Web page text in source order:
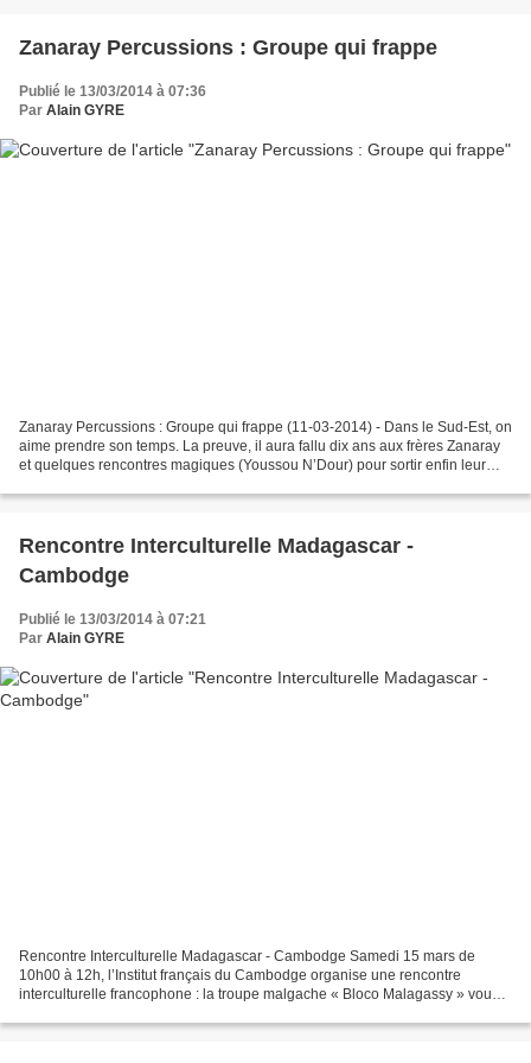
Zanaray Percussions : Groupe qui frappe
Publié le 13/03/2014 à 07:36
Par Alain GYRE
Zanaray Percussions : Groupe qui frappe (11-03-2014) - Dans le Sud-Est, on
aime prendre son temps. La preuve, il aura fallu dix ans aux frères Zanaray
et quelques rencontres magiques (Youssou N’Dour) pour sortir enfin leur
Rencontre Interculturelle Madagascar -
Cambodge
Publié le 13/03/2014 à 07:21
Par Alain GYRE
Rencontre Interculturelle Madagascar - Cambodge Samedi 15 mars de
10h00 à 12h, l’Institut français du Cambodge organise une rencontre
interculturelle francophone : la troupe malgache « Bloco Malagassy » vous